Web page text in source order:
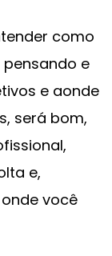
como
e
e aonde
será bom,
e,
você